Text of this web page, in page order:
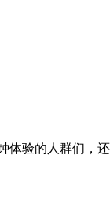
验的人群们，